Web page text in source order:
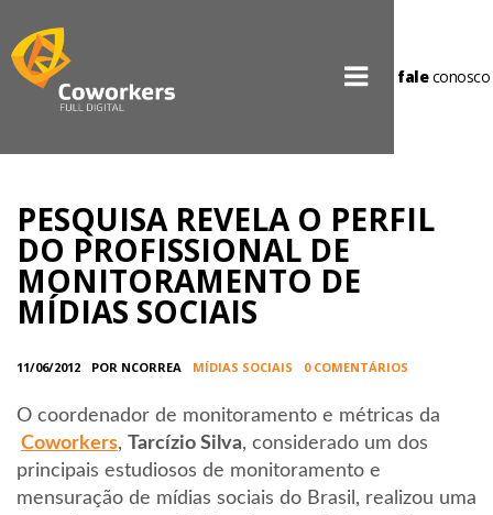
faleconosco
PESQUISA REVELA O PERFIL
DO PROFISSIONAL DE
MONITORAMENTO DE
MÍDIAS SOCIAIS
11/06/2012 POR NCORREA MÍDIAS SOCIAIS 0 COMENTÁRIOS
O coordenador de monitoramento e métricas da
Coworkers, Tarcízio Silva, considerado um dos
principais estudiosos de monitoramento e
mensuração de mídias sociais do Brasil, realizou uma